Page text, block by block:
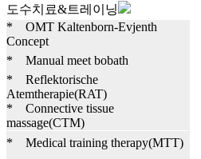
도수치료&트레이닝
* OMT Kaltenborn-Evjenth
Concept
* Manual meet bobath
* Reflektorische
Atemtherapie(RAT)
* Connective tissue
massage(CTM)
* Medical training therapy(MTT)